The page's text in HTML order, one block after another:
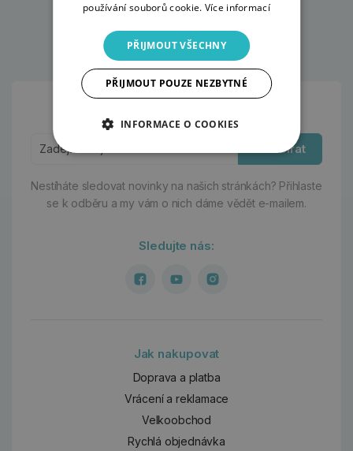
Odebírat
Nestíháte sledovat novinky na našich stránkách? Přihlaste
se k odběru a my vám o nich dáme vědět e-mailem.
Sledujte nás:
Jak nakupovat
Doprava a platba
Vrácení a reklamace
Velkoobchod
Rychlá objednávka
používání souborů cookie. Více informací
PŘIJMOUT VŠECHNY
PŘIJMOUT POUZE NEZBYTNÉ
INFORMACE O COOKIES